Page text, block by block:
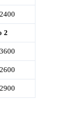
2400
2
3600
2600
2900